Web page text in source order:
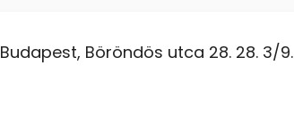
Budapest, Böröndös utca 28. 28. 3/9.